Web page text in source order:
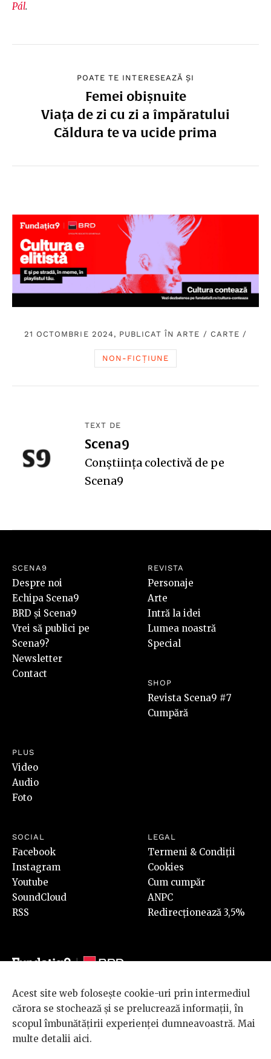
Pál.
POATE TE INTERESEAZĂ ȘI
Femei obișnuite
Viața de zi cu zi a împăratului
Căldura te va ucide prima
21 OCTOMBRIE 2024, PUBLICAT ÎNARTE / CARTE /
NON-FICȚIUNE
TEXT DE
Scena9
Conștiința colectivă de pe
Scena9
SCENA9
Despre noi
Echipa Scena9
BRD și Scena9
Vrei să publici pe
Scena9?
Newsletter
Contact
REVISTA
Personaje
Arte
Intră la idei
Lumea noastră
Special
SHOP
Revista Scena9 #7
Cumpără
PLUS
Video
Audio
Foto
SOCIAL
Facebook
Instagram
Youtube
SoundCloud
RSS
LEGAL
Termeni & Condiții
Cookies
Cum cumpăr
ANPC
Redirecționează 3,5%
© 2026 BRD Groupe Société Générale, toate drepturile rezervate.
Scena 9 este un proiect sustinut de
BRD GROUPE SOCIÉTÉ
GÉNÉRALE
Acest site web folosește cookie-uri prin intermediul
cărora se stochează și se prelucrează informații, în
scopul îmbunătățirii experienței dumneavoastră. Mai
multe detalii aici.